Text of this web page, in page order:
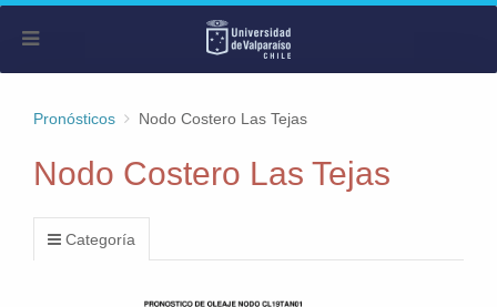
Pronósticos Nodo Costero Las Tejas
Nodo Costero Las Tejas
Categoría